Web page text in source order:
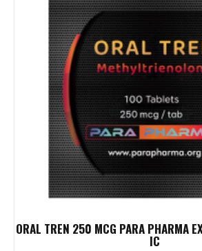
ORAL TREN 250 MCG PARA PHARMA
IC